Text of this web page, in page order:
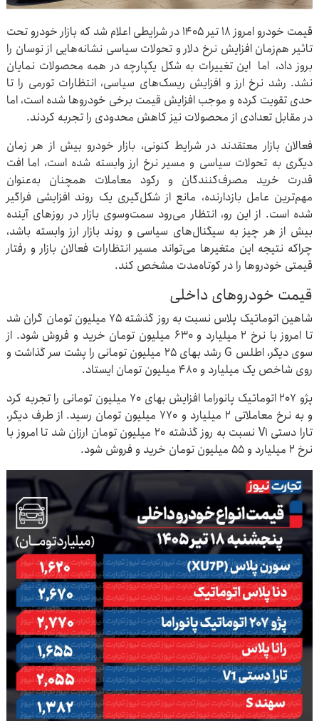
قیمت خودرو امروز ۱۸ تیر ۱۴۰۵ در شرایطی اعلام شد که بازار خودرو تحت
تاثیر هم‌زمان افزایش نرخ دلار و تحولات سیاسی نشانه‌هایی از نوسان را
بروز داد، اما این تغییرات به شکل یکپارچه در همه محصولات نمایان
نشد. رشد نرخ ارز و افزایش ریسک‌های سیاسی، انتظارات تورمی را تا
حدی تقویت کرده و موجب افزایش قیمت برخی خودروها شده است، اما
در مقابل تعدادی از محصولات نیز کاهش محدودی را تجربه کردند.
فعالان بازار معتقدند در شرایط کنونی، بازار خودرو بیش از هر زمان
دیگری به تحولات سیاسی و مسیر نرخ ارز وابسته شده است، اما افت
قدرت خرید مصرف‌کنندگان و رکود معاملات همچنان به‌عنوان
مهم‌ترین عامل بازدارنده، مانع از شکل‌گیری یک روند افزایشی فراگیر
شده است. از این رو، انتظار می‌رود سمت‌وسوی بازار در روزهای آینده
بیش از هر چیز به سیگنال‌های سیاسی و روند بازار ارز وابسته باشد،
چراکه نتیجه این متغیرها می‌تواند مسیر انتظارات فعالان بازار و رفتار
قیمتی خودروها را در کوتاه‌مدت مشخص کند.
قیمت خودروهای داخلی
شاهین اتوماتیک پلاس نسبت به روز گذشته ۷۵ میلیون تومان گران شد
تا امروز با نرخ ۲ میلیارد و ۶۳۰ میلیون تومان خرید و فروش شود. از
سوی دیگر، اطلس G رشد بهای ۲۵ میلیون تومانی را پشت سر گذاشت و
روی شاخص یک میلیارد و ۴۸۰ میلیون تومان ایستاد.
پژو ۲۰۷ اتوماتیک پانوراما افزایش بهای ۷۰ میلیون تومانی را تجربه کرد
و به نرخ معاملاتی ۲ میلیارد و ۷۷۰ میلیون تومان رسید. از طرف دیگر،
تارا دستی V۱ نسبت به روز گذشته ۲۰ میلیون تومان ارزان شد تا امروز با
نرخ ۲ میلیارد و ۵۵ میلیون تومان خرید و فروش شود.